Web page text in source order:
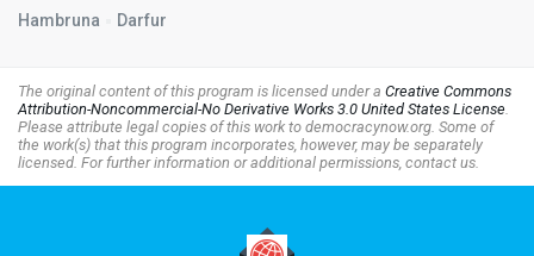
Hambruna
Darfur
The original content of this program is licensed under a Creative Commons
Attribution-Noncommercial-No Derivative Works 3.0 United States License.
Please attribute legal copies of this work to democracynow.org. Some of
the work(s) that this program incorporates, however, may be separately
licensed. For further information or additional permissions, contact us.